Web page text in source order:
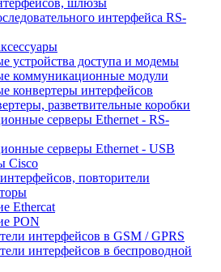
шлюзы
интерфейса RS-
устройства доступа и модемы
коммуникационные модули
конвертеры интерфейсов
разветвительные коробки
серверы Ethernet - RS-
серверы Ethernet - USB
Cisco
повторители
Ethercat
PON
интерфейсов в GSM / GPRS
интерфейсов в беспроводной